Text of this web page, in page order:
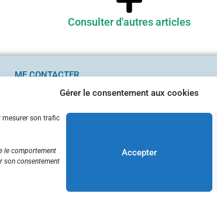
Gérer le consentement aux cookies
mesurer son trafic
le comportement
son consentement
Accepter
Consulter d'autres articles
ME CONTACTER
Interventions scolaires et team building sur l’Océan
je vous invite à me contacter directement.
Envoyer un email